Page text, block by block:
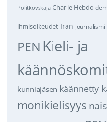
Politkovskaja Charlie Hebdo
ihmisoikeudet Iran journalismi
PEN Kieli- ja
kunniajäsen käännetty
monikielisyys